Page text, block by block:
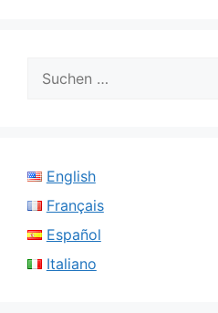
nach:
English
Français
Español
Italiano